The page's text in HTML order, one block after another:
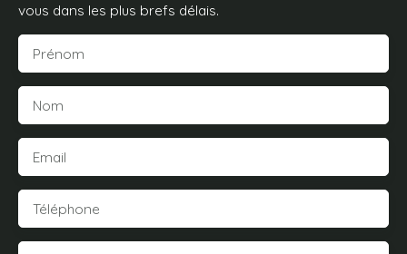
vous dans les plus brefs délais.
Prénom
Nom
Email
Téléphone